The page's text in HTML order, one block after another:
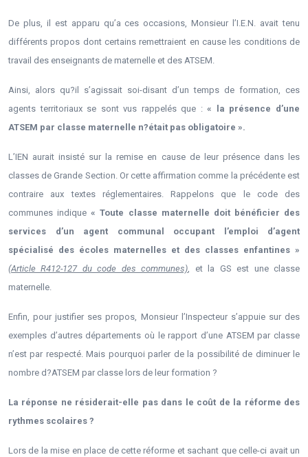
De plus, il est apparu qu’a ces occasions, Monsieur l’I.E.N. avait tenu
différents propos dont certains remettraient en cause les conditions de
travail des enseignants de maternelle et des ATSEM.
Ainsi, alors qu?il s’agissait soi-disant d’un temps de formation, ces
agents territoriaux se sont vus rappelés que :« la présence d’une
ATSEM par classe maternelle n?était pas obligatoire ».
L’IEN aurait insisté sur la remise en cause de leur présence dans les
classes de Grande Section. Or cette affirmation comme la précédente est
contraire aux textes réglementaires. Rappelons que le code des
communes indique« Toute classe maternelle doit bénéficier des
services d’un agent communal occupant l’emploi d’agent
spécialisé des écoles maternelles et des classes enfantines »
(Article R412-127 du code des communes), et la GS est une classe
maternelle.
Enfin, pour justifier ses propos, Monsieur l’Inspecteur s’appuie sur des
exemples d’autres départements où le rapport d’une ATSEM par classe
n’est par respecté. Mais pourquoi parler de la possibilité de diminuer le
nombre d?ATSEM par classe lors de leur formation ?
La réponse ne résiderait-elle pas dans le coût de la réforme des
rythmes scolaires ?
Lors de la mise en place de cette réforme et sachant que celle-ci avait un